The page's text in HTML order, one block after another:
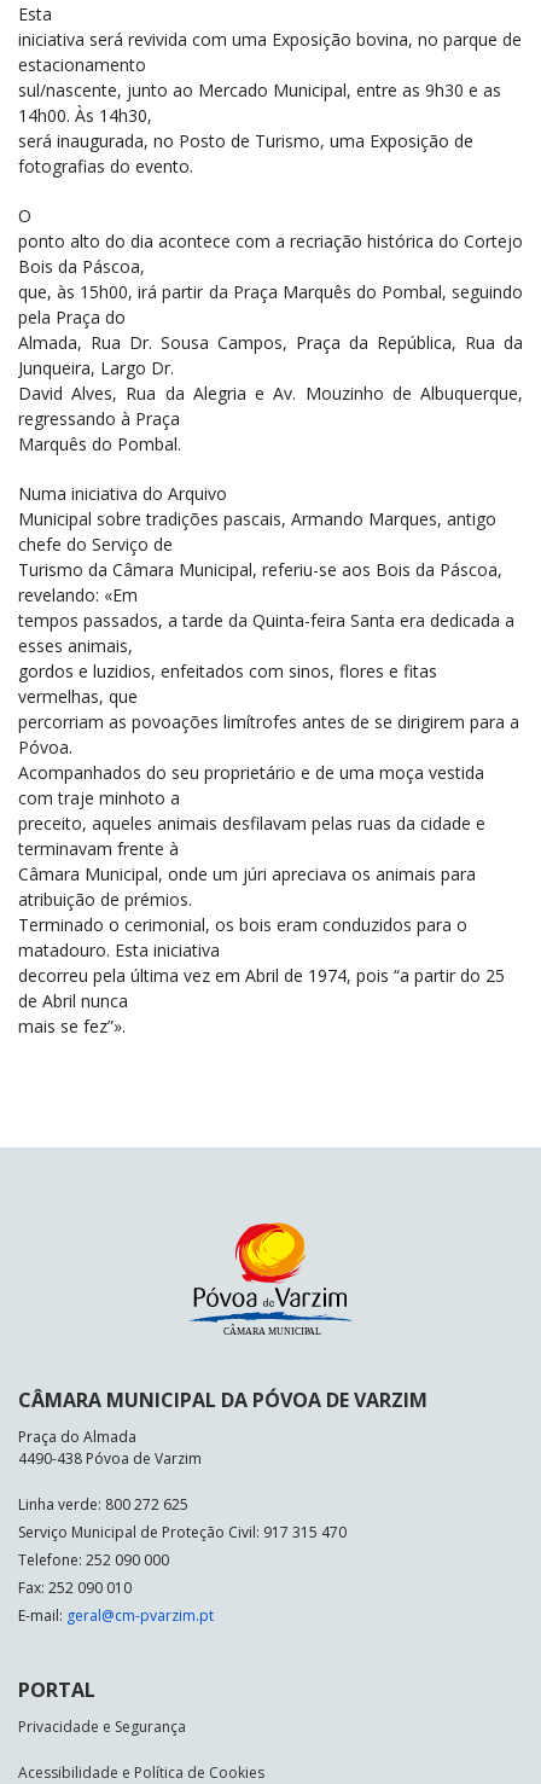
Esta
iniciativa será revivida com uma Exposição bovina, no parque de
estacionamento
sul/nascente, junto ao Mercado Municipal, entre as 9h30 e as
14h00. Às 14h30,
será inaugurada, no Posto de Turismo, uma Exposição de
fotografias do evento.
O
ponto alto do dia acontece com a recriação histórica do Cortejo
Bois da Páscoa,
que, às 15h00, irá partir da Praça Marquês do Pombal, seguindo
pela Praça do
Almada, Rua Dr. Sousa Campos, Praça da República, Rua da
Junqueira, Largo Dr.
David Alves, Rua da Alegria e Av. Mouzinho de Albuquerque,
regressando à Praça
Marquês do Pombal.
Numa iniciativa do Arquivo
Municipal sobre tradições pascais, Armando Marques, antigo
chefe do Serviço de
Turismo da Câmara Municipal, referiu-se aos Bois da Páscoa,
revelando: «Em
tempos passados, a tarde da Quinta-feira Santa era dedicada a
esses animais,
gordos e luzidios, enfeitados com sinos, flores e fitas
vermelhas, que
percorriam as povoações limítrofes antes de se dirigirem para a
Póvoa.
Acompanhados do seu proprietário e de uma moça vestida
com traje minhoto a
preceito, aqueles animais desfilavam pelas ruas da cidade e
terminavam frente à
Câmara Municipal, onde um júri apreciava os animais para
atribuição de prémios.
Terminado o cerimonial, os bois eram conduzidos para o
matadouro. Esta iniciativa
decorreu pela última vez em Abril de 1974, pois “a partir do 25
de Abril nunca
mais se fez”».
CÂMARA MUNICIPAL DA PÓVOA DE VARZIM
Praça do Almada
4490-438 Póvoa de Varzim
Linha verde: 800 272 625
Serviço Municipal de Proteção Civil: 917 315 470
Telefone: 252 090 000
Fax: 252 090 010
E-mail: geral@cm-pvarzim.pt
PORTAL
Privacidade e Segurança
Acessibilidade e Política de Cookies